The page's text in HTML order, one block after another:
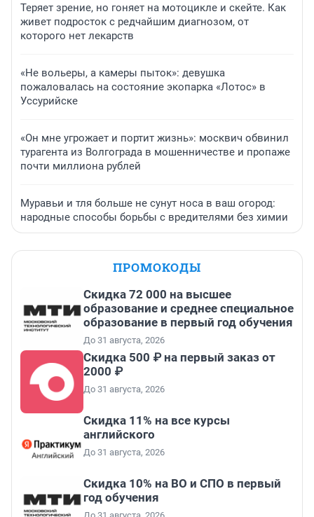
Теряет зрение, но гоняет на мотоцикле и скейте. Как
живет подросток с редчайшим диагнозом, от
которого нет лекарств
«Не вольеры, а камеры пыток»: девушка
пожаловалась на состояние экопарка «Лотос» в
Уссурийске
«Он мне угрожает и портит жизнь»: москвич обвинил
турагента из Волгограда в мошенничестве и пропаже
почти миллиона рублей
Муравьи и тля больше не сунут носа в ваш огород:
народные способы борьбы с вредителями без химии
ПРОМОКОДЫ
Скидка 72 000 на высшее
образование и среднее специальное
образование в первый год обучения
До 31 августа, 2026
Скидка 500 ₽ на первый заказ от
2000 ₽
До 31 августа, 2026
Скидка 11% на все курсы
английского
До 31 августа, 2026
Скидка 10% на ВО и СПО в первый
год обучения